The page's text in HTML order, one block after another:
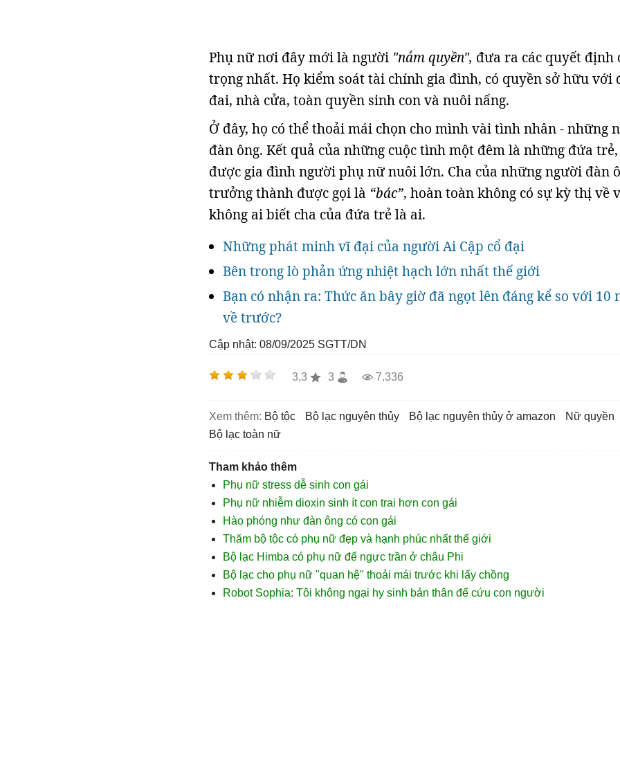
Phụ nữ nơi đây mới là người "nắm quyền", đưa ra các quyết định
trọng nhất. Họ kiểm soát tài chính gia đình, có quyền sở hữu với
đai, nhà cửa, toàn quyền sinh con và nuôi nấng.
Ở đây, họ có thể thoải mái chọn cho mình vài tình nhân - những
đàn ông. Kết quả của những cuộc tình một đêm là những đứa trẻ,
được gia đình người phụ nữ nuôi lớn. Cha của những người đàn
trưởng thành được gọi là “bác”, hoàn toàn không có sự kỳ thị về
không ai biết cha của đứa trẻ là ai.
Những phát minh vĩ đại của người Ai Cập cổ đại
Bên trong lò phản ứng nhiệt hạch lớn nhất thế giới
Bạn có nhận ra: Thức ăn bây giờ đã ngọt lên đáng kể so với 10
về trước?
Cập nhật: 08/09/2025 SGTT/DN
3,3 3 7.336
Xem thêm: bộ tộc bộ lạc nguyên thủy bộ lạc nguyên thủy ở amazon
nữ quyền
bộ lạc toàn nữ
Tham khảo thêm
Phụ nữ stress dễ sinh con gái
Phụ nữ nhiễm dioxin sinh ít con trai hơn con gái
Hào phóng như đàn ông có con gái
Thăm bộ tộc có phụ nữ đẹp và hạnh phúc nhất thế giới
Bộ lạc Himba có phụ nữ để ngực trần ở châu Phi
Bộ lạc cho phụ nữ "quan hệ" thoải mái trước khi lấy chồng
Robot Sophia: Tôi không ngại hy sinh bản thân để cứu con người